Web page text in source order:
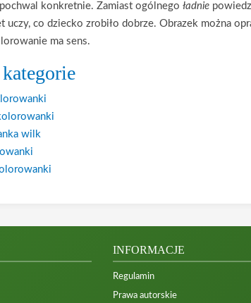
konkretnie. Zamiast ogólnego ładnie powiedz
uczy, co dziecko zrobiło dobrze. Obrazek można
ma sens.
wilk
INFORMACJE
Regulamin
Prawa autorskie